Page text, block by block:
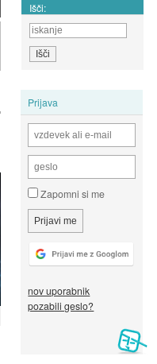
Išči:
Prijava
Zapomni si me
nov uporabnik
pozabili geslo?